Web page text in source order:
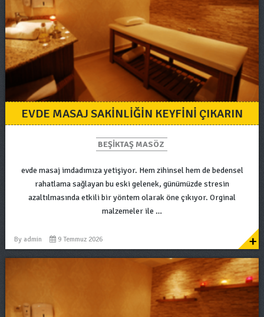
EVDE MASAJ SAKINLIĞIN KEYFINI ÇIKARIN
BEŞIKTAŞ MASÖZ
evde masaj imdadımıza yetişiyor. Hem zihinsel hem de bedensel
rahatlama sağlayan bu eski gelenek, günümüzde stresin
azaltılmasında etkili bir yöntem olarak öne çıkıyor. Orginal
malzemeler ile …
By admin 9 Temmuz 2026 +